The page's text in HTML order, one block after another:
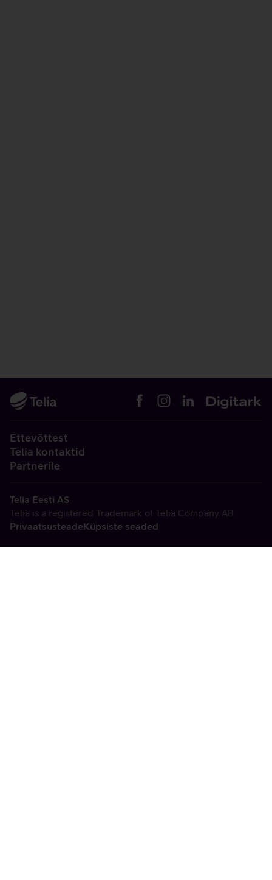
Ettevõttest
Telia kontaktid
Partnerile
Telia Eesti AS
Telia is a registered Trademark of Telia Company AB
PrivaatsusteadeKüpsiste seaded